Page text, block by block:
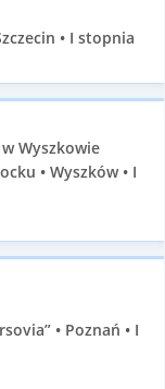
• I stopnia
Wyszkowie
• Wyszków • I
• Poznań • I